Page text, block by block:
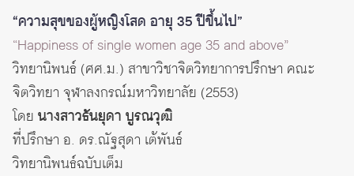
“ความสุขของผู้หญิงโสด อายุ 35 ปีขึ้นไป”
“Happiness of single women age 35 and above”
วิทยานิพนธ์ (ศศ.ม.) สาขาวิชาจิตวิทยาการปรึกษา คณะ
จิตวิทยา จุฬาลงกรณ์มหาวิทยาลัย (2553)
โดย นางสาวธันยุดา บูรณวุฒิ
ที่ปรึกษา อ. ดร.ณัฐสุดา เต้พันธ์
วิทยานิพนธ์ฉบับเต็ม